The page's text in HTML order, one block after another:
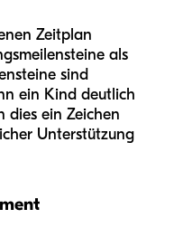
Zeitplan
als
sind
ein Kind deutlich
dies ein Zeichen
Unterstützung